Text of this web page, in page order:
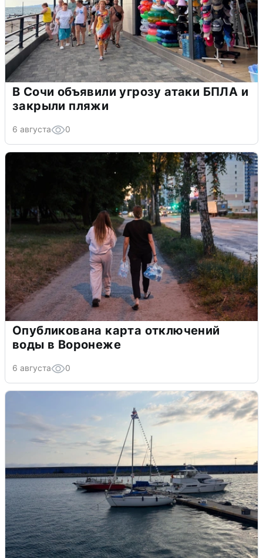
В Сочи объявили угрозу атаки БПЛА и
закрыли пляжи
6 августа 0
Опубликована карта отключений
воды в Воронеже
6 августа 0